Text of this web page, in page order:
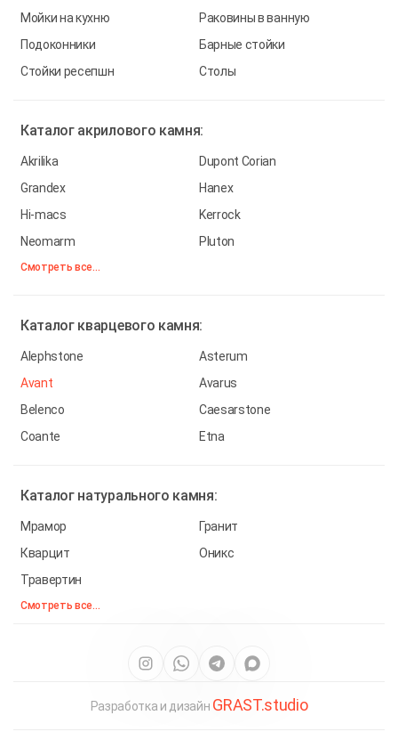
Разработка и дизайн GRAST.studio
Мойки на кухню
Раковины в ванную
Подоконники
Барные стойки
Стойки ресепшн
Столы
Каталог акрилового камня:
Akrilika
Dupont Corian
Grandex
Hanex
Hi-macs
Kerrock
Neomarm
Pluton
Смотреть все...
Каталог кварцевого камня:
Alephstone
Asterum
Avant
Avarus
Belenco
Caesarstone
Coante
Etna
Каталог натурального камня:
Мрамор
Гранит
Кварцит
Оникс
Травертин
Смотреть все...